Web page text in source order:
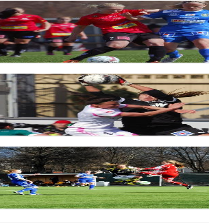
LB 07 – QBIK
27 April 2013, 22:40
IF Limhamn Bunkeflo – QBIK
27 April 2013, 21:10
LdB FC Malmö – Mallbackens IF
27 April 2013, 20:54